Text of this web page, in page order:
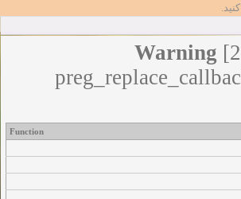
Warning
Function